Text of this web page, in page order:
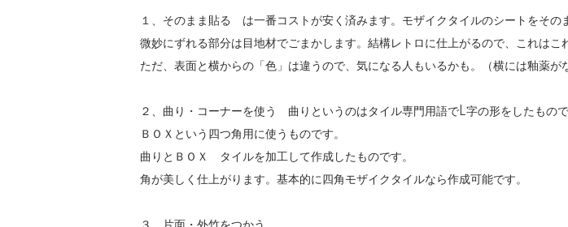
１、そのまま貼る は一番コストが安く済みます。モザイクタイルのシートをその
微妙にずれる部分は目地材でごまかします。結構レトロに仕上がるので、これはこ
ただ、表面と横からの「色」は違うので、気になる人もいるかも。（横には釉薬が
２、曲り・コーナーを使う 曲りというのはタイル専門用語でL字の形をしたもので
ＢＯＸという四つ角用に使うものです。
曲りとＢＯＸ
タイルを加工して作成したものです。
角が美しく仕上がります。基本的に四角モザイクタイルなら作成可能です。